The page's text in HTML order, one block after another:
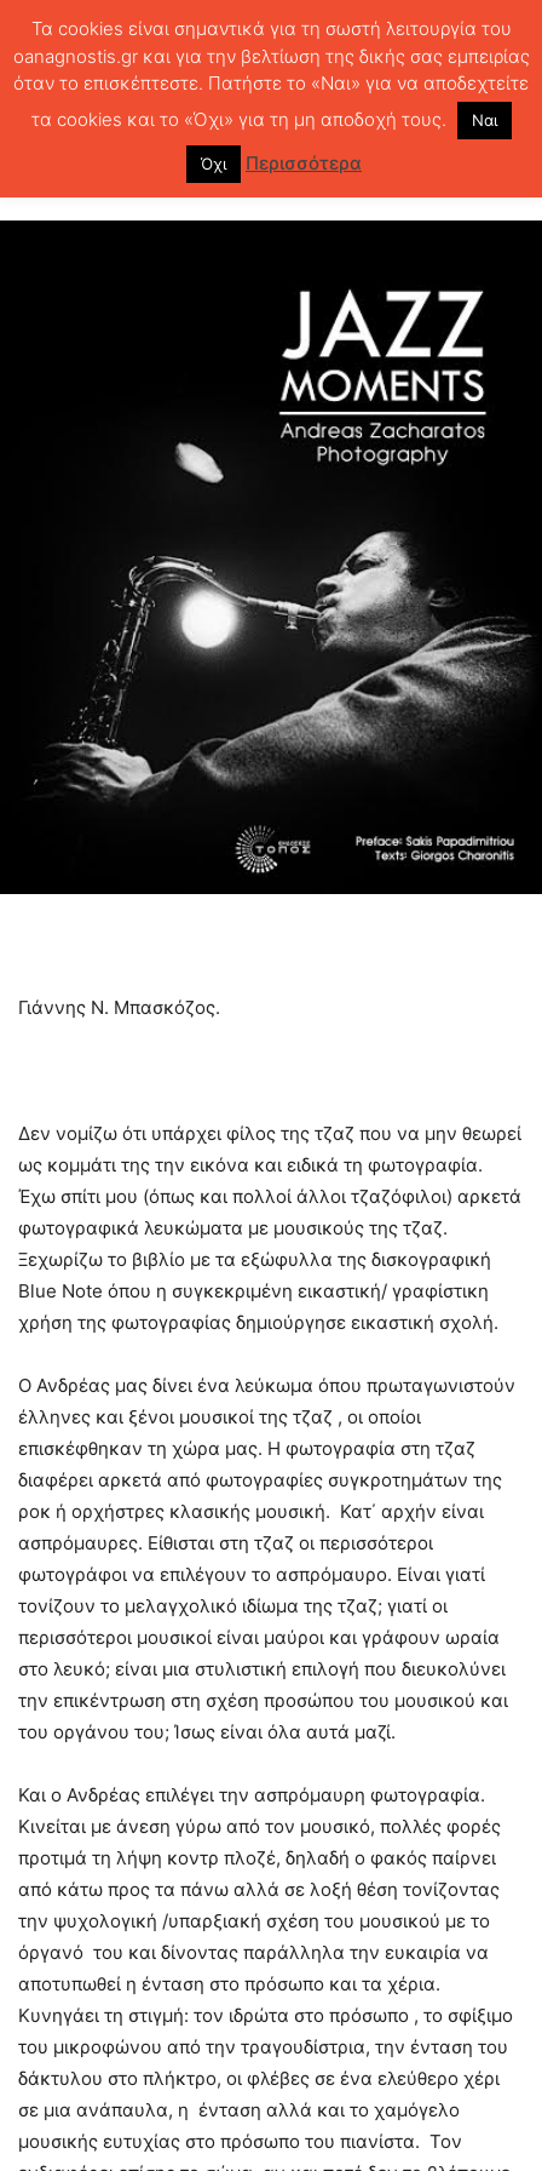
ΚΡΙΤΙΚΕΣ Αιχμαλωτίζοντας τη στιγμή
Αιχμαλωτίζοντας τη στιγμή
Γιάννης Ν. Μπασκόζος.
Δεν νομίζω ότι υπάρχει φίλος της τζαζ που να μην θεωρεί
ως κομμάτι της την εικόνα και ειδικά τη φωτογραφία.
Έχω σπίτι μου (όπως και πολλοί άλλοι τζαζόφιλοι) αρκετά
φωτογραφικά λευκώματα με μουσικούς της τζαζ.
Ξεχωρίζω το βιβλίο με τα εξώφυλλα της δισκογραφική
Blue Note όπου η συγκεκριμένη εικαστική/ γραφίστικη
χρήση της φωτογραφίας δημιούργησε εικαστική σχολή.
Ο Ανδρέας μας δίνει ένα λεύκωμα όπου πρωταγωνιστούν
έλληνες και ξένοι μουσικοί της τζαζ , οι οποίοι
επισκέφθηκαν τη χώρα μας. Η φωτογραφία στη τζαζ
διαφέρει αρκετά από φωτογραφίες συγκροτημάτων της
ροκ ή ορχήστρες κλασικής μουσική. Κατ΄ αρχήν είναι
ασπρόμαυρες. Είθισται στη τζαζ οι περισσότεροι
φωτογράφοι να επιλέγουν το ασπρόμαυρο. Είναι γιατί
τονίζουν το μελαγχολικό ιδίωμα της τζαζ; γιατί οι
περισσότεροι μουσικοί είναι μαύροι και γράφουν ωραία
στο λευκό; είναι μια στυλιστική επιλογή που διευκολύνει
την επικέντρωση στη σχέση προσώπου του μουσικού και
του οργάνου του; Ίσως είναι όλα αυτά μαζί.
Και ο Ανδρέας επιλέγει την ασπρόμαυρη φωτογραφία.
Κινείται με άνεση γύρω από τον μουσικό, πολλές φορές
προτιμά τη λήψη κοντρ πλοζέ, δηλαδή ο φακός παίρνει
από κάτω προς τα πάνω αλλά σε λοξή θέση τονίζοντας
την ψυχολογική /υπαρξιακή σχέση του μουσικού με το
όργανό του και δίνοντας παράλληλα την ευκαιρία να
αποτυπωθεί η ένταση στο πρόσωπο και τα χέρια.
Κυνηγάει τη στιγμή: τον ιδρώτα στο πρόσωπο , το σφίξιμο
του μικροφώνου από την τραγουδίστρια, την ένταση του
δάκτυλου στο πλήκτρο, οι φλέβες σε ένα ελεύθερο χέρι
σε μια ανάπαυλα, η ένταση αλλά και το χαμόγελο
μουσικής ευτυχίας στο πρόσωπο του πιανίστα. Τον
Τα cookies είναι σημαντικά για τη σωστή λειτουργία του
oanagnostis.gr και για την βελτίωση της δικής σας εμπειρίας
όταν το επισκέπτεστε. Πατήστε το «Ναι» για να αποδεχτείτε
τα cookies και το «Όχι» για τη μη αποδοχή τους.
Ναι
Όχι Περισσότερα